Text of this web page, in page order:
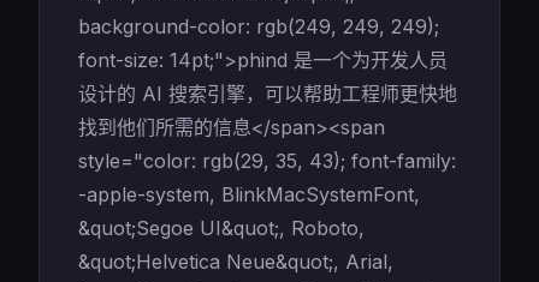
background-color: rgb(249, 249, 249);
font-size: 14pt;">phind 是一个为开发人员
设计的 AI 搜索引擎，可以帮助工程师更快地
找到他们所需的信息</span><span
style="color: rgb(29, 35, 43); font-family:
-apple-system, BlinkMacSystemFont,
&quot;Segoe UI&quot;, Roboto,
&quot;Helvetica Neue&quot;, Arial,